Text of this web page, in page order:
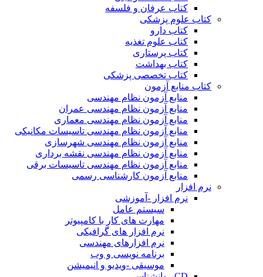
کتاب عرفان و فلسفه
کتاب علوم پزشکی
کتاب دارو
کتاب علوم تغذیه
کتاب پرستاری
کتاب بهداشت
کتاب تخصصی پزشکی
کتاب منابع آزمون
منابع آزمون نظام مهندسی
منابع آزمون نظام مهندسی عمران
منابع آزمون نظام مهندسی معماری
منابع آزمون نظام مهندسی تاسیسات مکانیکی
منابع آزمون نظام مهندسی شهرسازی
منابع آزمون نظام مهندسی نقشه برداری
منابع آزمون نظام مهندسی تاسیسات برقی
منابع آزمون کارشناسی رسمی
نرم افزار
نرم افزار -آموزشی
سیستم عامل
مهارت های کار با کامپیوتر
نرم افزار های گرافیکی
نرم افزارهای مهندسی
برنامه نویسی و وب
موسیقی -ویدیو و انیمیشن